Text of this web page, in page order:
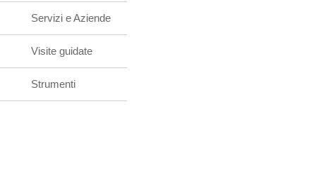
Servizi e Aziende
Visite guidate
Strumenti